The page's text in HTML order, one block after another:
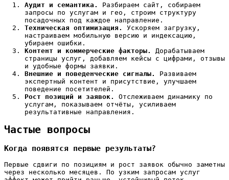
Аудит и семантика.
Разбираем сайт, собираем
запросы по услугам и гео, строим структуру
посадочных под каждое направление.
Техническая оптимизация.
Ускоряем загрузку,
настраиваем мобильную версию и индексацию,
убираем ошибки.
Контент и коммерческие факторы.
Дорабатываем
страницы услуг, добавляем кейсы с цифрами, отзывы
и удобные формы заявки.
Внешние и поведенческие сигналы.
Развиваем
экспертный контент и присутствие, улучшаем
поведение посетителей.
Рост позиций и заявок.
Отслеживаем динамику по
услугам, показываем отчёты, усиливаем
результативные направления.
Частые вопросы
Когда появятся первые результаты?
Первые сдвиги по позициям и рост заявок обычно заметны
через несколько месяцев. По узким запросам услуг